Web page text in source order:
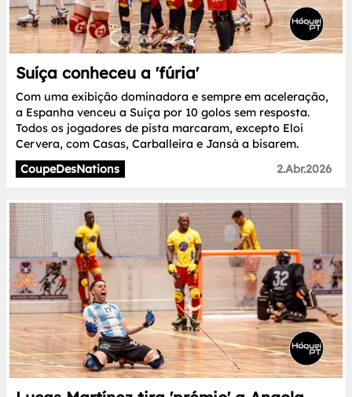
Suíça conheceu a 'fúria'
Com uma exibição dominadora e sempre em aceleração,
a Espanha venceu a Suíça por 10 golos sem resposta.
Todos os jogadores de pista marcaram, excepto Eloi
Cervera, com Casas, Carballeira e Jansà a bisarem.
CoupeDesNations
2.Abr.2026